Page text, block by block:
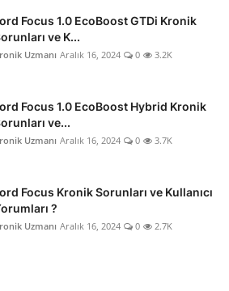
Focus 1.0 EcoBoost GTDi Kronik
ve K...
Uzmanı Aralık 16, 2024 0 3.2K
Focus 1.0 EcoBoost Hybrid Kronik
ve...
Uzmanı Aralık 16, 2024 0 3.7K
Focus Kronik Sorunları ve Kullanıcı
?
Uzmanı Aralık 16, 2024 0 2.7K